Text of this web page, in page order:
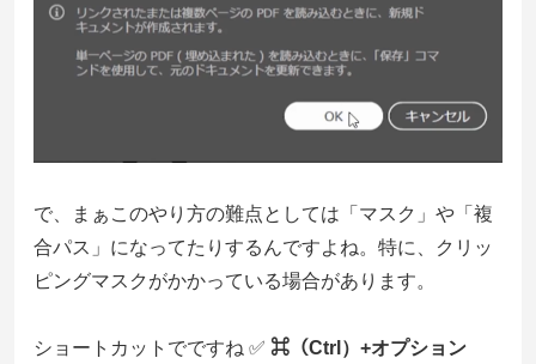
で、まぁこのやり方の難点としては「マスク」や「複
合パス」になってたりするんですよね。特に、クリッ
ピングマスクがかかっている場合があります。
ショートカットでですね ✅ ⌘（Ctrl）+オプション